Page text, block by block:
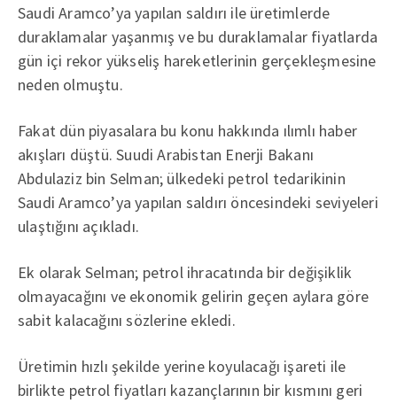
Saudi Aramco’ya yapılan saldırı ile üretimlerde
duraklamalar yaşanmış ve bu duraklamalar fiyatlarda
gün içi rekor yükseliş hareketlerinin gerçekleşmesine
neden olmuştu.
Fakat dün piyasalara bu konu hakkında ılımlı haber
akışları düştü. Suudi Arabistan Enerji Bakanı
Abdulaziz bin Selman; ülkedeki petrol tedarikinin
Saudi Aramco’ya yapılan saldırı öncesindeki seviyeleri
ulaştığını açıkladı.
Ek olarak Selman; petrol ihracatında bir değişiklik
olmayacağını ve ekonomik gelirin geçen aylara göre
sabit kalacağını sözlerine ekledi.
Üretimin hızlı şekilde yerine koyulacağı işareti ile
birlikte petrol fiyatları kazançlarının bir kısmını geri